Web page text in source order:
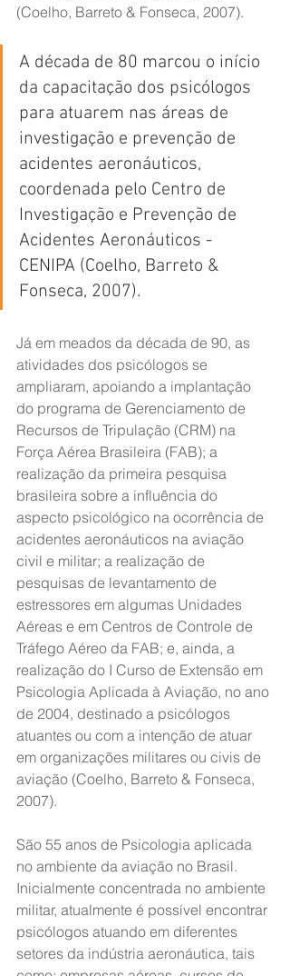
(Coelho, Barreto & Fonseca, 2007).
A década de 80 marcou o início
da capacitação dos psicólogos
para atuarem nas áreas de
investigação e prevenção de
acidentes aeronáuticos,
coordenada pelo Centro de
Investigação e Prevenção de
Acidentes Aeronáuticos -
CENIPA (Coelho, Barreto &
Fonseca, 2007).
Já em meados da década de 90, as
atividades dos psicólogos se
ampliaram, apoiando a implantação
do programa de Gerenciamento de
Recursos de Tripulação (CRM) na
Força Aérea Brasileira (FAB); a
realização da primeira pesquisa
brasileira sobre a influência do
aspecto psicológico na ocorrência de
acidentes aeronáuticos na aviação
civil e militar; a realização de
pesquisas de levantamento de
estressores em algumas Unidades
Aéreas e em Centros de Controle de
Tráfego Aéreo da FAB; e, ainda, a
realização do I Curso de Extensão em
Psicologia Aplicada à Aviação, no ano
de 2004, destinado a psicólogos
atuantes ou com a intenção de atuar
em organizações militares ou civis de
aviação (Coelho, Barreto & Fonseca,
2007).
São 55 anos de Psicologia aplicada
no ambiente da aviação no Brasil.
Inicialmente concentrada no ambiente
militar, atualmente é possível encontrar
psicólogos atuando em diferentes
setores da indústria aeronáutica, tais